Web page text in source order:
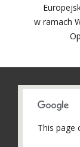
w ramach
This page